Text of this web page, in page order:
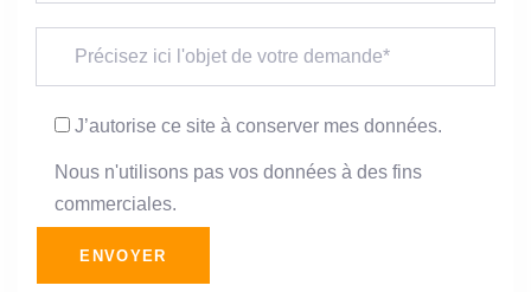
J’autorise ce site à conserver mes données.
Nous n'utilisons pas vos données à des fins
commerciales.